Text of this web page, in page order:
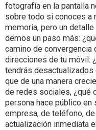
fotografía en la pantalla
sobre todo si conoces a
memoria, pero un
demos un paso más:
camino de convergencia
direcciones de tu móvil:
tendrás desactualizados
que de una manera
de redes sociales, ¿qué
persona hace público en
empresa, de teléfono,
actualización inmediata